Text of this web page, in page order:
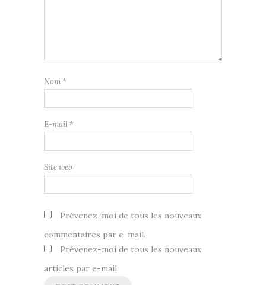
Nom *
E-mail *
Site web
Prévenez-moi de tous les nouveaux
commentaires par e-mail.
Prévenez-moi de tous les nouveaux
articles par e-mail.